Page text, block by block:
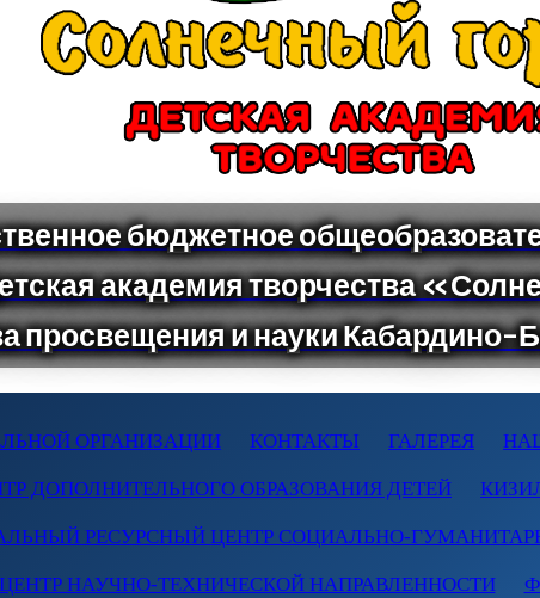
ОРГАНИЗАЦИИ КОНТАКТЫ ГАЛЕРЕЯ
ДОПОЛНИТЕЛЬНОГО ОБРАЗОВАНИЯ ДЕТЕЙ
РЕСУРСНЫЙ ЦЕНТР СОЦИАЛЬНО-
НАУЧНО-ТЕХНИЧЕСКОЙ НАПРАВЛЕННОСТИ